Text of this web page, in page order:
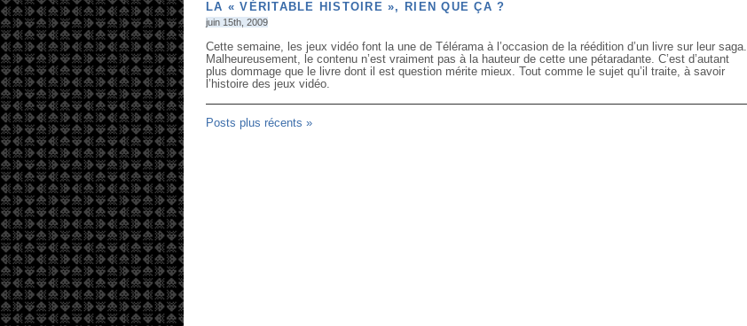
LA « VÉRITABLE HISTOIRE », RIEN QUE ÇA ?
juin 15th, 2009
Cette semaine, les jeux vidéo font la une de Télérama à l’occasion de la réédition d’un livre sur leur saga.
Malheureusement, le contenu n’est vraiment pas à la hauteur de cette une pétaradante. C’est d’autant
plus dommage que le livre dont il est question mérite mieux. Tout comme le sujet qu’il traite, à savoir
l’histoire des jeux vidéo.
Posts plus récents »